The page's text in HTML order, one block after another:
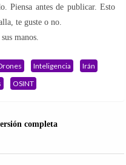
Piensa antes de publicar. Esto
te guste o no.
manos.
Inteligencia
Irán
OSINT
completa